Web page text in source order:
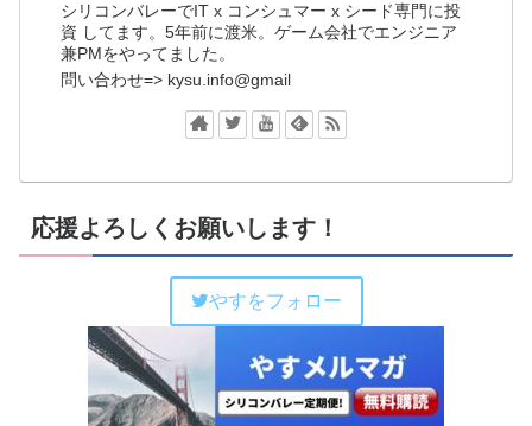
シリコンバレーでIT x コンシュマー x シード専門に投
資 してます。5年前に渡米。ゲーム会社でエンジニア
兼PMをやってました。
問い合わせ=> kysu.info@gmail
応援よろしくお願いします！
やすをフォロー